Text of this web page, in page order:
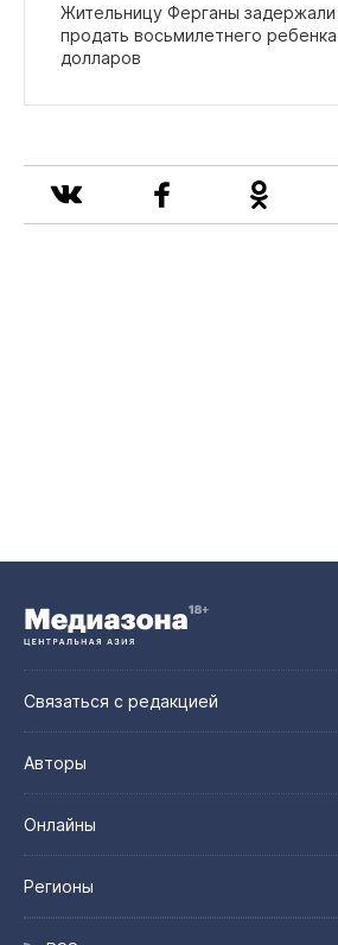
Жительницу Ферганы
продать восьмилетнего
долларов
Связаться с редакцией
Авторы
Онлайны
Регионы